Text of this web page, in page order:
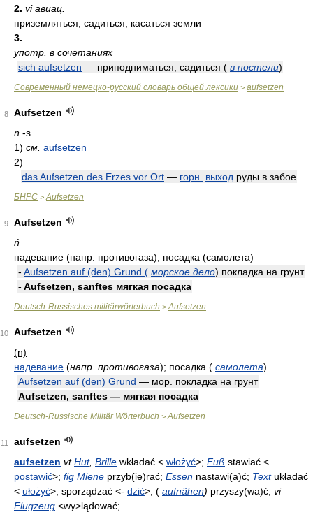
2. vi авиац.
приземляться, садиться; касаться земли
3.
употр. в сочетаниях
sich aufsetzen — приподниматься, садиться ( в постели)
Современный немецко-русский словарь общей лексики > aufsetzen
8
Aufsetzen
n -s
1) см. aufsetzen
2)
das Aufsetzen des Erzes vor Ort — горн. выход руды в забое
БНРС > Aufsetzen
9
Aufsetzen
ń
надевание (напр. противогаза); посадка (самолета)
- Aufsetzen auf (den) Grund ( морское дело) покладка на грунт
- Aufsetzen, sanftes мягкая посадка
Deutsch-Russisches militärwörterbuch > Aufsetzen
10
Aufsetzen
(n)
надевание (напр. противогаза); посадка ( самолета)
Aufsetzen auf (den) Grund — мор. покладка на грунт
Aufsetzen, sanftes — мягкая посадка
Deutsch-Russische Militär Wörterbuch > Aufsetzen
11
aufsetzen
aufsetzen vt Hut, Brille wkładać < włożyć>; Fuß stawiać <
postawić>; fig Miene przyb(ie)rać; Essen nastawi(a)ć; Textukładać
< ułożyć>, sporządzać <- dzić>; ( aufnähen) przyszy(wa)ć; vi
Flugzeug <wy>lądować;